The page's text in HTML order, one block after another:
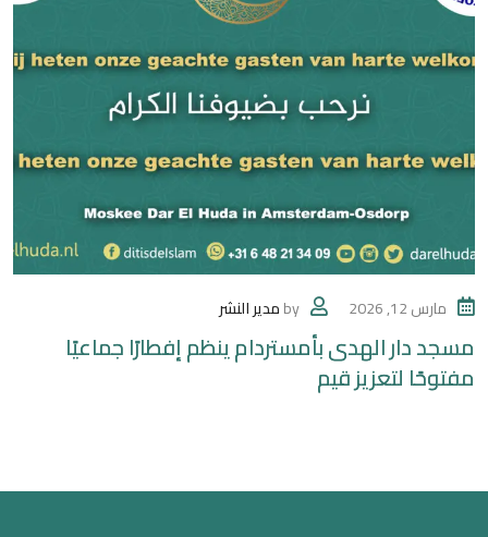
مارس 12, 2026 byمدير النشر
مسجد دار الهدى بأمستردام ينظم إفطارًا جماعيًا
مفتوحًا لتعزيز قيم